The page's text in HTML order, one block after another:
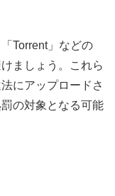
Torrent」などの
ましょう。これら
にアップロードさ
の対象となる可能